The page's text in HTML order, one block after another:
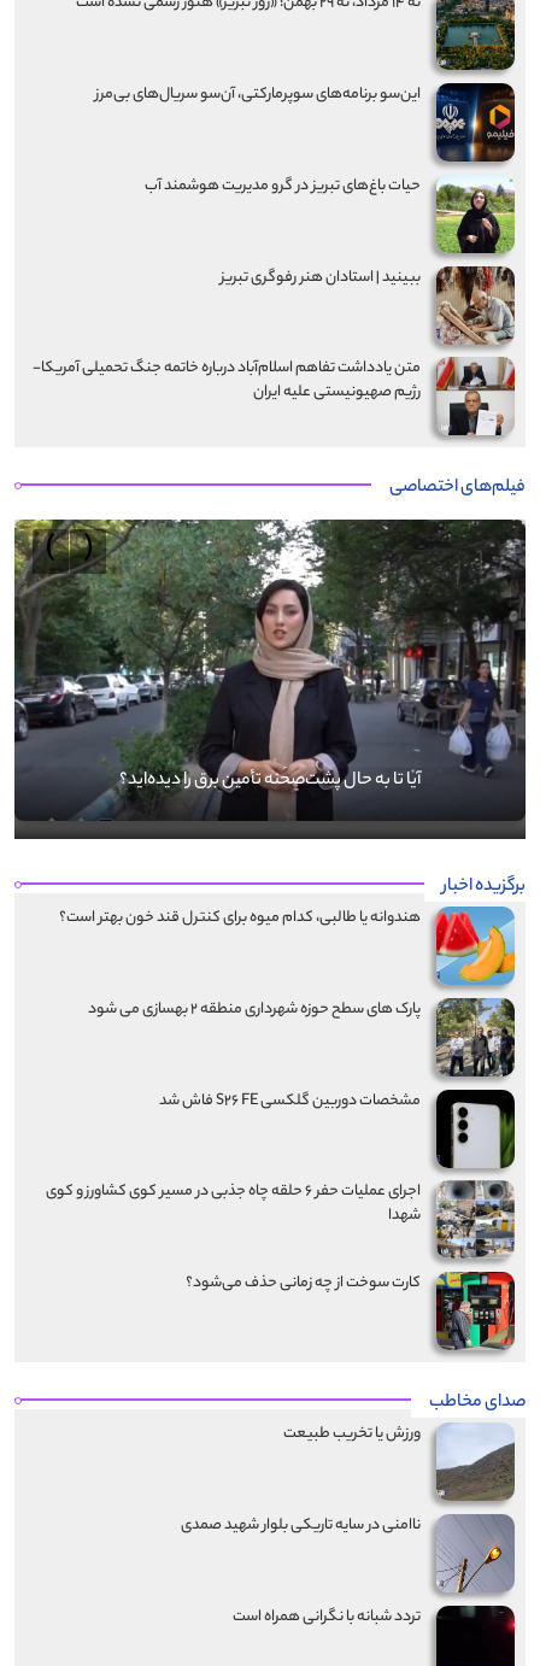
این‌سو برنامه‌های سوپرمارکتی، آن‌سو سریال‌های بی‌مرز
حیات باغ‌های تبریز در گرو مدیریت هوشمند آب
ببینید | استادان هنر رفوگری تبریز
متن یادداشت تفاهم اسلام‌آباد درباره خاتمه جنگ تحمیلی آمریکا-
رژیم صهیونیستی علیه ایران
فیلم‌های اختصاصی
آیا تا به حال پشت‌صحنه تأمین برق را دیده‌اید؟
‹
›
برگزیده اخبار
هندوانه یا طالبی، کدام‌ میوه برای کنترل قند خون بهتر است؟
پارک های سطح حوزه شهرداری منطقه ۲ بهسازی می شود
مشخصات دوربین گلکسی S۲۶ FE فاش شد
اجرای عملیات حفر ۶ حلقه چاه جذبی در مسیر کوی کشاورز و کوی
شهدا
کارت سوخت از چه زمانی حذف می‌شود؟
صدای مخاطب
ورزش یا تخریب طبیعت
ناامنی در سایه تاریکی بلوار شهید صمدی
تردد شبانه با نگرانی همراه است